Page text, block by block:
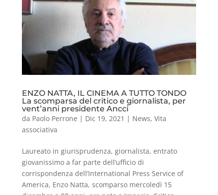
ENZO NATTA, IL CINEMA A TUTTO TONDO
La scomparsa del critico e giornalista, per
vent’anni presidente Ancci
da Paolo Perrone | Dic 19, 2021 | News, Vita
associativa
Laureato in giurisprudenza, giornalista, entrato
giovanissimo a far parte dell’ufficio di
corrispondenza dell’International Press Service of
America, Enzo Natta, scomparso mercoledì 15